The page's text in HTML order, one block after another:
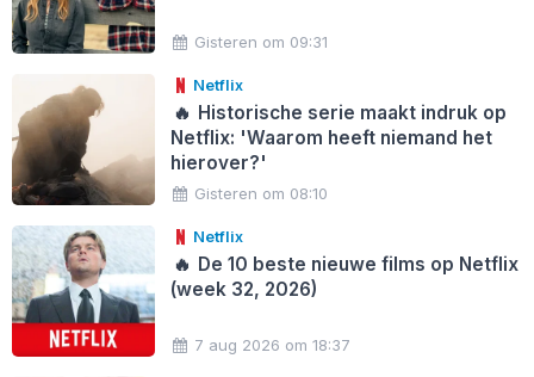
Gisteren om 09:31
Netflix
🔥 Historische serie maakt indruk op
Netflix: 'Waarom heeft niemand het
hierover?'
Gisteren om 08:10
Netflix
🔥 De 10 beste nieuwe films op Netflix
(week 32, 2026)
7 aug 2026 om 18:37